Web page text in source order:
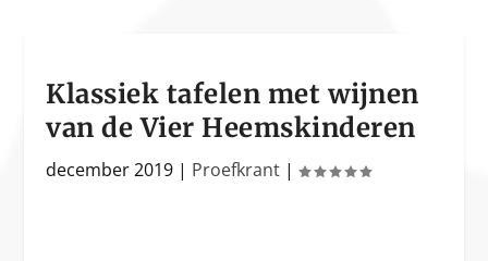
Klassiek tafelen met wijnen
van de Vier Heemskinderen
december 2019 | Proefkrant |